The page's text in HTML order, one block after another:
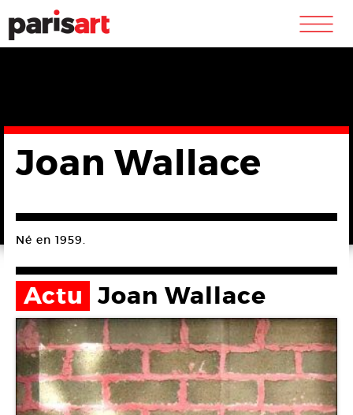
m
Joan Wallace
Né en 1959.
Actu Joan Wallace